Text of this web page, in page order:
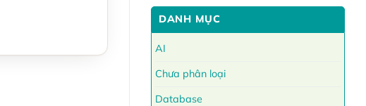
DANH MỤC
AI
Chưa phân loại
Database